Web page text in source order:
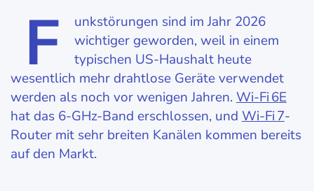
F
unkstörungen sind im Jahr 2026
wichtiger geworden, weil in einem
typischen US-Haushalt heute
wesentlich mehr drahtlose Geräte verwendet
werden als noch vor wenigen Jahren.Wi‑Fi 6E
hat das 6-GHz-Band erschlossen, und Wi‑Fi 7-
Router mit sehr breiten Kanälen kommen bereits
auf den Markt.